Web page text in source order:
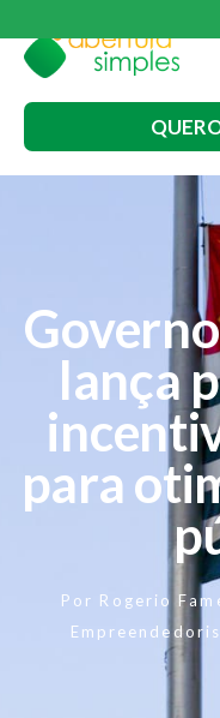
lança
para
Por Rogerio